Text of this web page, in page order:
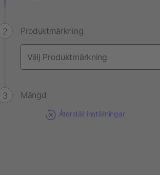
Produktmärkning
Mängd
Återställ inställningar